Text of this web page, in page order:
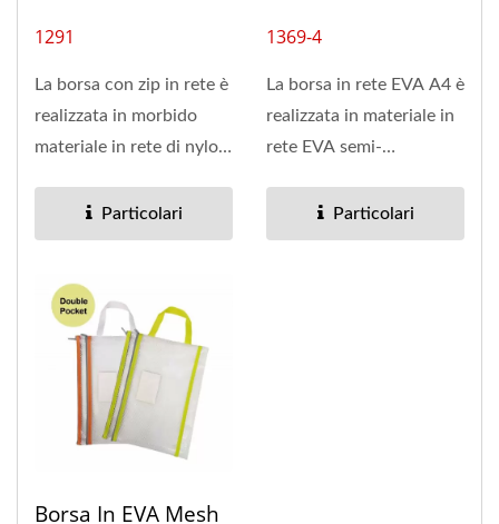
1291
La borsa con zip in rete è
realizzata in morbido
materiale in rete di nylon
Particolari
1369-4
La borsa in rete EVA A4 è
realizzata in materiale in
rete EVA semi-
morbido...Particolari
Borsa In EVA Mesh